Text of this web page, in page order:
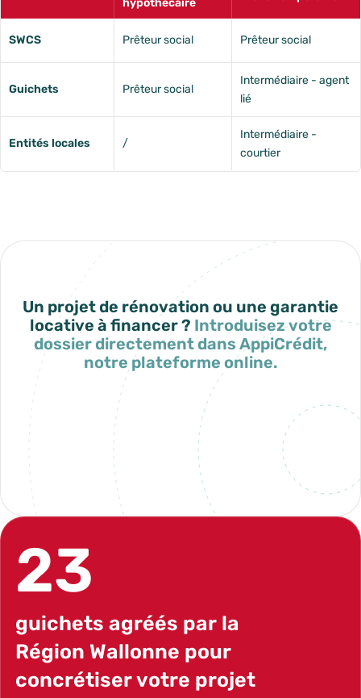
SWCS Prêteur social Prêteur social
Guichets Prêteur social
Intermédiaire - agent
lié
Entités locales /
Intermédiaire -
courtier
Un projet de rénovation ou une garantie
locative à financer ? Introduisez votre
dossier directement dans AppiCrédit,
notre plateforme online.
Mon espace AppiCrédit
23
guichets agréés par la
Région Wallonne pour
concrétiser votre projet